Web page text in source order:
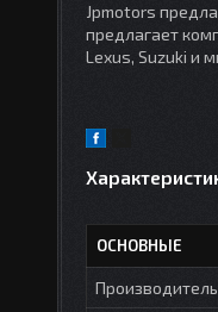
Jpmotors
предлагает
Lexus, Suzuki и
ОСНОВНЫЕ
Производитель